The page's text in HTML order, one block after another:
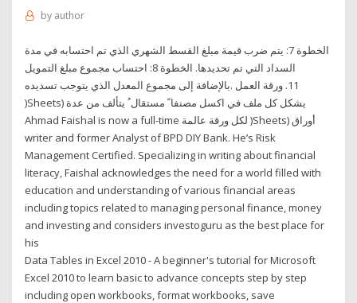
by author
الخطوة 7: يتم ضرب قيمة مبلغ القسط الشهري الذي تم احتسابه في مدة
السداد التي تم تحديدها. الخطوة 8: احتساب مجموع مبلغ التمويل
بالإضافة إلى مجموع المعدل الذي يتوجب تسديده. ‫‪ .11‬ورقة العمل
(‪)Sheets‬‬ ‫يشكل كل ملف في اكسل مصنفا ً مستقال ُ يتألف من عدة
أوراق (‪ )Sheets‬لكل ورقة عالمة Ahmad Faishal is now a full-time
writer and former Analyst of BPD DIY Bank. He’s Risk
Management Certified. Specializing in writing about financial
literacy, Faishal acknowledges the need for a world filled with
education and understanding of various financial areas
including topics related to managing personal finance, money
and investing and considers investoguru as the best place for
his
Data Tables in Excel 2010 - A beginner's tutorial for Microsoft
Excel 2010 to learn basic to advance concepts step by step
including open workbooks, format workbooks, save